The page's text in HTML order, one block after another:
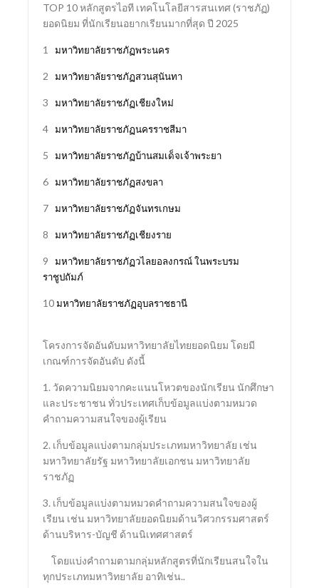
TOP 10 หลักสูตรไอที เทคโนโลยีสารสนเทศ (ราชภัฏ)
ยอดนิยม ที่นักเรียนอยากเรียนมากที่สุด ปี 2025
1 มหาวิทยาลัยราชภัฏพระนคร
2 มหาวิทยาลัยราชภัฏสวนสุนันทา
3 มหาวิทยาลัยราชภัฏเชียงใหม่
4 มหาวิทยาลัยราชภัฏนครราชสีมา
5 มหาวิทยาลัยราชภัฏบ้านสมเด็จเจ้าพระยา
6 มหาวิทยาลัยราชภัฏสงขลา
7 มหาวิทยาลัยราชภัฏจันทรเกษม
8 มหาวิทยาลัยราชภัฏเชียงราย
9 มหาวิทยาลัยราชภัฏวไลยอลงกรณ์ ในพระบรม
ราชูปถัมภ์
10มหาวิทยาลัยราชภัฏอุบลราชธานี
โครงการจัดอันดับมหาวิทยาลัยไทยยอดนิยม โดยมี
เกณฑ์การจัดอันดับ ดังนี้
1. วัดความนิยมจากคะแนนโหวตของนักเรียน นักศึกษา
และประชาชน ทั่วประเทศเก็บข้อมูลแบ่งตามหมวด
คำถามความสนใจของผู้เรียน
2. เก็บข้อมูลแบ่งตามกลุ่มประเภทมหาวิทยาลัย เช่น
มหาวิทยาลัยรัฐ มหาวิทยาลัยเอกชน มหาวิทยาลัย
ราชภัฏ
3. เก็บข้อมูลแบ่งตามหมวดคำถามความสนใจของผู้
เรียน เช่น มหาวิทยาลัยยอดนิยมด้านวิศวกรรมศาสตร์
ด้านบริหาร-บัญชี ด้านนิเทศศาสตร์
โดยแบ่งคำถามตามกลุ่มหลักสูตรที่นักเรียนสนใจใน
ทุกประเภทมหาวิทยาลัย อาทิเช่น..